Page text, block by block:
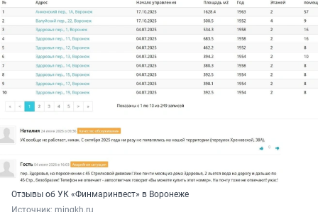
Отзывы об УК «Финмаринвест» в Воронеже
Источник: mingkh.ru